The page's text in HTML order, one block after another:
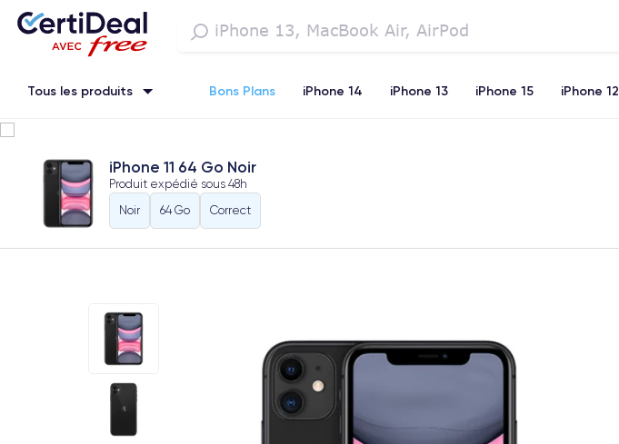
Tous les produits Bons Plans iPhone 14 iPhone 13 iPhone 15 iPhone 12
iPhone 11 64 Go Noir
Produit expédié sous 48h
Noir
64 Go Correct